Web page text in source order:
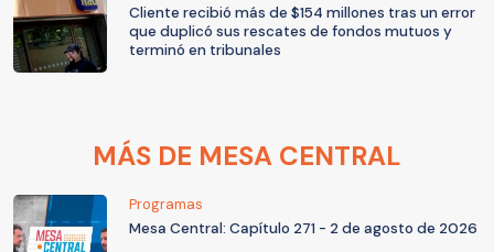
Cliente recibió más de $154 millones tras un error
que duplicó sus rescates de fondos mutuos y
terminó en tribunales
MÁS DE MESA CENTRAL
Programas
Mesa Central: Capítulo 271 - 2 de agosto de 2026